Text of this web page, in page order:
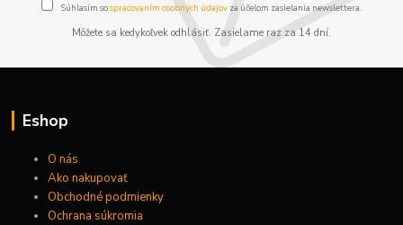
Súhlasím sospracovaním osobných údajov za účelom zasielania newslettera.
Môžete sa kedykoľvek odhlásiť. Zasielame raz za 14 dní.
Eshop
O nás
Ako nakupovať
Obchodné podmienky
Ochrana súkromia